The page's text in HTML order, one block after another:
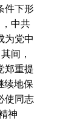
件下形
中共
为党中
间，
郑重提
续地保
使同志
神